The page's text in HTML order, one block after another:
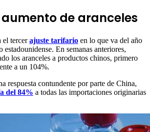
de aranceles
el tercerajuste tarifario en lo que va del año
estadounidense. En semanas anteriores,
los aranceles a productos chinos, primero
a un 104%.
respuesta contundente por parte de China,
del 84% a todas las importaciones originarias